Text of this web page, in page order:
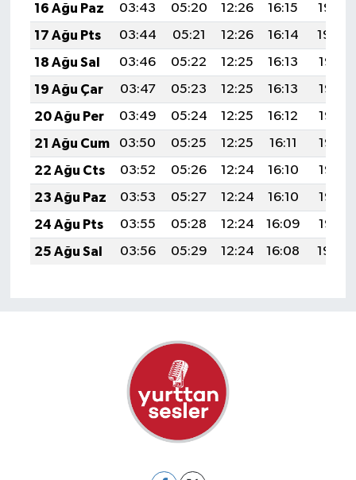
16 Ağu Paz
03:43 05:20 12:26 16:15
19:22
17 Ağu Pts
03:44 05:21 12:26 16:14
19:20
18 Ağu Sal
03:46 05:22 12:25 16:13
19:19
19 Ağu Çar
03:47 05:23 12:25 16:13
19:18
20 Ağu Per
03:49 05:24 12:25 16:12
19:16
21 Ağu Cum
03:50 05:25 12:25 16:11
19:15
22 Ağu Cts
03:52 05:26 12:24 16:10
19:13
23 Ağu Paz
03:53 05:27 12:24 16:10
19:12
24 Ağu Pts
03:55 05:28 12:24 16:09
19:10
25 Ağu Sal
03:56 05:29 12:24 16:08 19:09